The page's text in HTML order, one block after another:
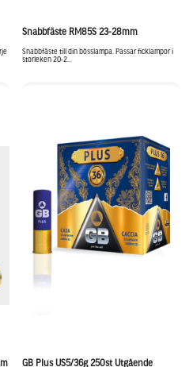
Snabbfäste RM85S 23-28mm
Snabbfäste till din bösslampa. Passar ficklampor i
storleken 20-2...
GB Plus US5/36g 250st Utgående